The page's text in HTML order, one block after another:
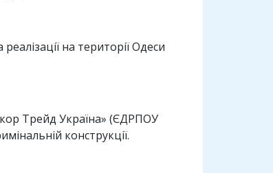
на території Одеси
Трейд Україна» (ЄДРПОУ
конструкції.